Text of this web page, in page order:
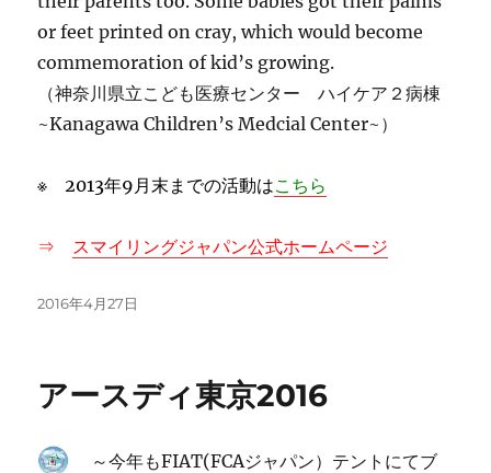
or feet printed on cray, which would become
commemoration of kid’s growing.
（神奈川県立こども医療センター ハイケア２病棟
~Kanagawa Children’s Medcial Center~）
※ 2013年9月末までの活動はこちら
⇒ スマイリングジャパン公式ホームページ
投
2016年4月27日
アースディ東京2016
～今年もFIAT(FCAジャパン）テントにてブ